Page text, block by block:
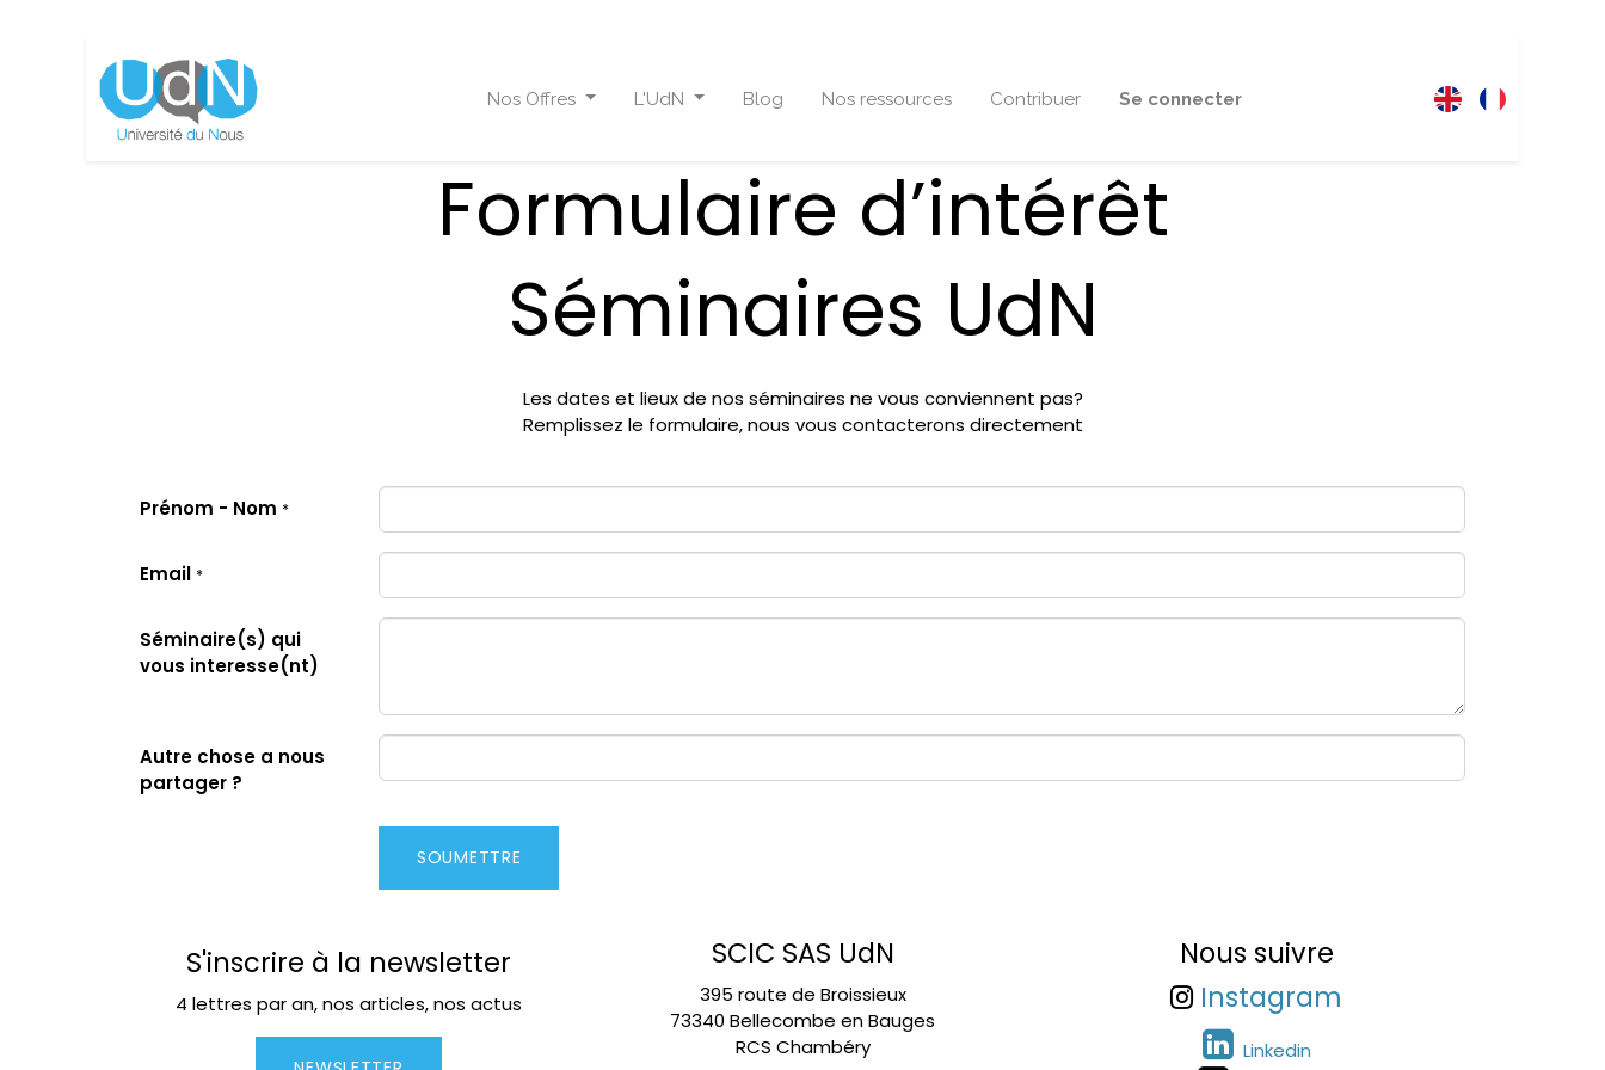
Nos Offres L'UdN Blog Nos ressources Contribuer Se connecter
Formulaire d’intérêt
Séminaires UdN
Les dates et lieux de nos séminaires ne vous conviennent pas?
Remplissez le formulaire, nous vous contacterons directement
Prénom - Nom *
Email *
Séminaire(s) qui
vous interesse(nt)
Autre chose a nous
partager ?
SOUMETTRE
S'inscrire à la newsletter
4 lettres par an, nos articles, nos actus
SCIC SAS UdN
395 route de Broissieux
73340 Bellecombe en Bauges
RCS Chambéry
Nous suivre
Instagram
Linkedin